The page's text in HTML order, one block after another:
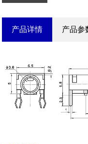
产品详情 产品参